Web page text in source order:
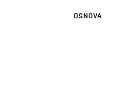
OSNOVA